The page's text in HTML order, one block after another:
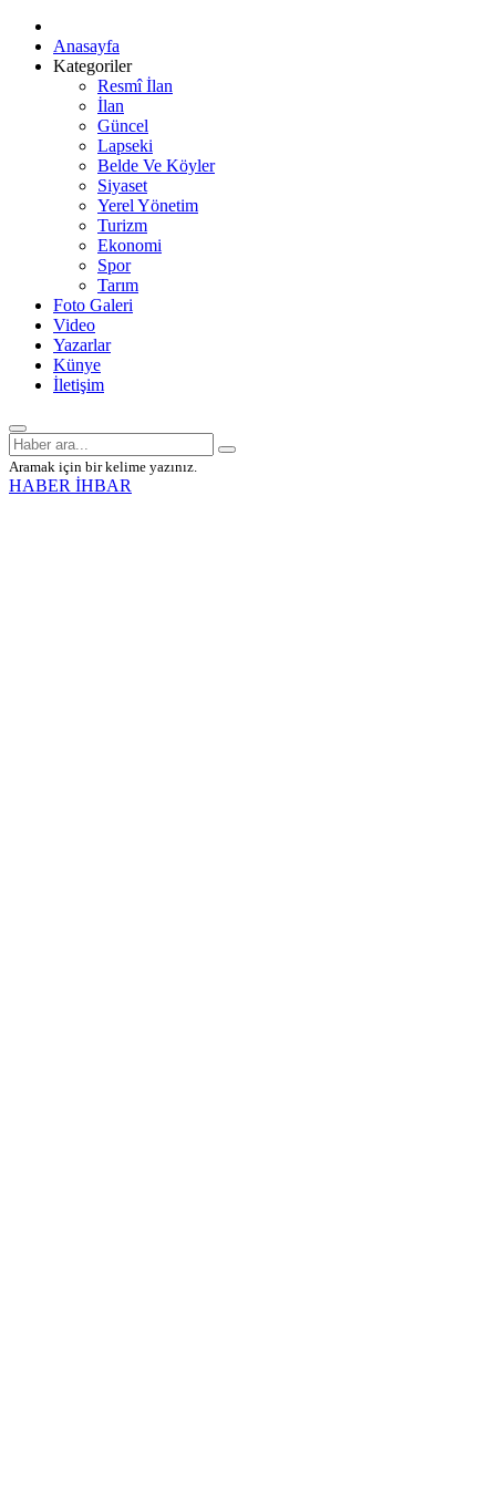
Anasayfa
Kategoriler
Resmî İlan
İlan
Güncel
Lapseki
Belde Ve Köyler
Siyaset
Yerel Yönetim
Turizm
Ekonomi
Spor
Tarım
Foto Galeri
Video
Yazarlar
Künye
İletişim
Aramak için bir kelime yazınız.
HABER İHBAR